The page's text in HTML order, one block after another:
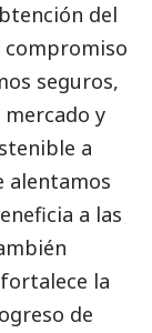
del
compromiso
seguros,
y
a
alentamos
a las
la
de